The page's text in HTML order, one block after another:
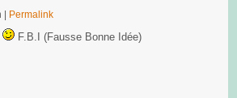
| Permalink
F.B.I (Fausse Bonne Idée)